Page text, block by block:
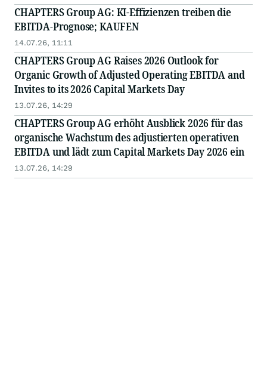
CHAPTERS Group AG: KI-Effizienzen treiben die
EBITDA-Prognose; KAUFEN
14.07.26, 11:11
CHAPTERS Group AG Raises 2026 Outlook for
Organic Growth of Adjusted Operating EBITDA and
Invites to its 2026 Capital Markets Day
13.07.26, 14:29
CHAPTERS Group AG erhöht Ausblick 2026 für das
organische Wachstum des adjustierten operativen
EBITDA und lädt zum Capital Markets Day 2026 ein
13.07.26, 14:29